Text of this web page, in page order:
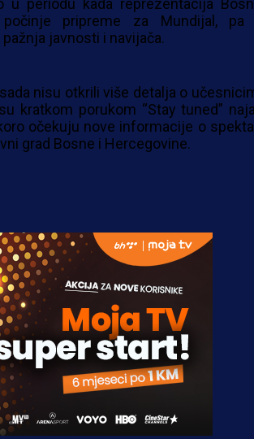
u periodu kada reprezentacija
počinje pripreme za Mundijal, pa
javnosti i navijača.
nisu otkrili više detalja o
kratkom porukom “Stay tuned”
očekuju nove informacije o
grad Bosne i Hercegovine.